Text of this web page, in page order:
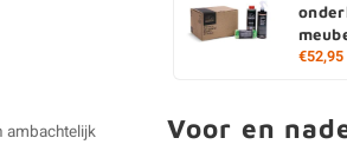
ambachtelijk
€52,95
Voor en